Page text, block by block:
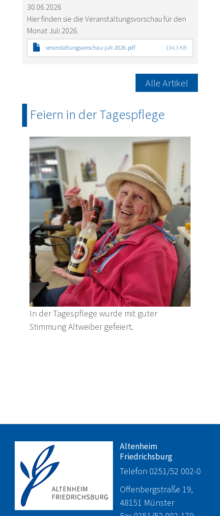
30.06.2026
Hier finden sie die Veranstaltungsvorschau für den
Monat Juli 2026.
veranstaltungsvorschau-juli-2026.pdf 134.3 KB
Alle Artikel
Feiern in der Tagespflege
In der Tagespflege wurde mit guter
Stimmung Altweiber gefeiert.
Altenheim
Friedrichsburg
Telefon 0251/52 002-0
Offenbergstraße 19,
48151 Münster